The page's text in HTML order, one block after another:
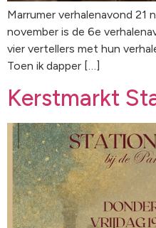
Marrumer verhalenavond 21
november is de 6e
vier vertellers met hun
Toen ik dapper […]
Kerstmarkt